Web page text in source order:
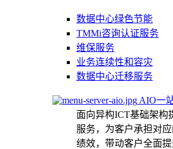
数据中心绿色节能
TMMi咨询认证服务
维保服务
业务连续性和容灾
数据中心迁移服务
AIO一
面向异构ICT基础架构
服务，为客户承担对
绩效，带动客户全面